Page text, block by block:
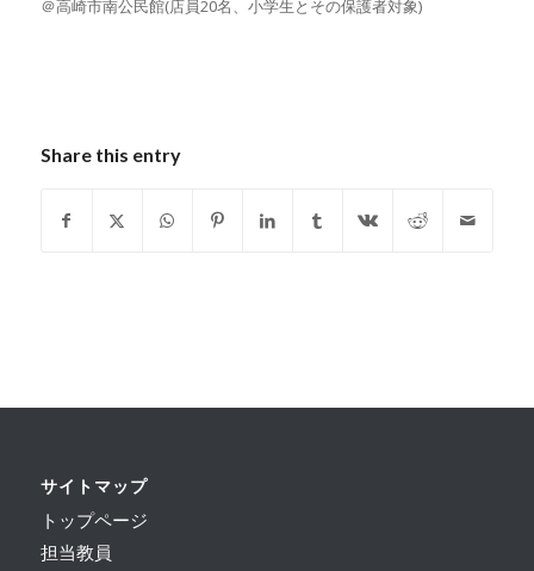
＠高崎市南公民館(店員20名、小学生とその保護者対象)
Share this entry
サイトマップ
トップページ
担当教員